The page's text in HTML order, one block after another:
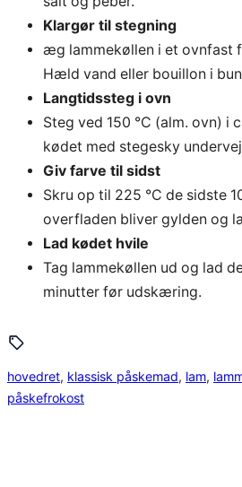
Klargør til stegning
æg lammekøllen i et ovnfast
Hæld vand eller bouillon i
Langtidssteg i ovn
Steg ved 150 °C (alm. ovn) i
kødet med stegesky
Giv farve til sidst
Skru op til 225 °C de sidste
overfladen bliver gylden og
Lad kødet hvile
Tag lammekøllen ud og lad
minutter før udskæring.
hovedret, klassisk påskemad, lam,
påskefrokost